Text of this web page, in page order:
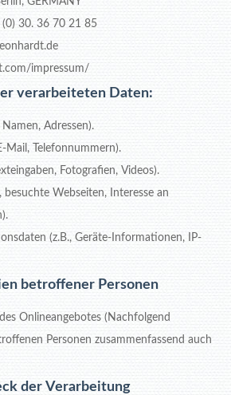
(0) 30. 36 70 21 85
impressum/
verarbeiteten Daten:
Adressen).
Mail, Telefonnummern).
Fotografien, Videos).
besuchte Webseiten, Interesse an
(z.B., Geräte-Informationen, IP-
betroffener Personen
Onlineangebotes (Nachfolgend
Personen zusammenfassend auch
der Verarbeitung